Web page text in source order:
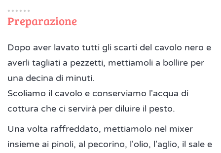
Preparazione
Dopo aver lavato tutti gli scarti del cavolo nero e
averli tagliati a pezzetti, mettiamoli a bollire per
una decina di minuti.
Scoliamo il cavolo e conserviamo l'acqua di
cottura che ci servirà per diluire il pesto.
Una volta raffreddato, mettiamolo nel mixer
insieme ai pinoli, al pecorino, l'olio, l'aglio, il sale e